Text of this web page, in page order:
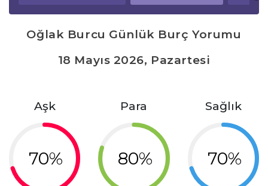
Oğlak Burcu Günlük Burç Yorumu
18 Mayıs 2026, Pazartesi
Aşk
70%
Para
80%
Sağlık
70%